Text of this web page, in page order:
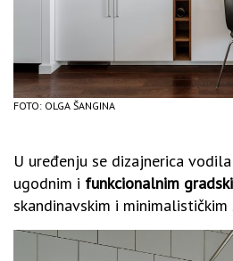
FOTO: OLGA ŠANGINA
U uređenju se dizajnerica
ugodnim i funkcionalnim
skandinavskim i